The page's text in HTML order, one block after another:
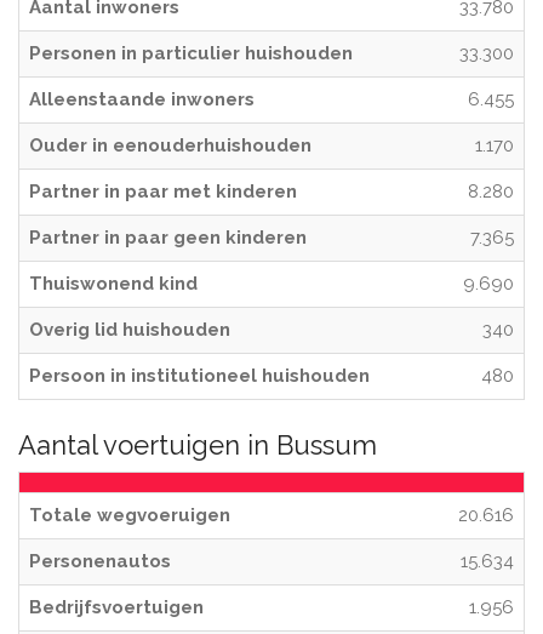
Aantal inwoners 33.780
Personen in particulier huishouden 33.300
Alleenstaande inwoners 6.455
Ouder in eenouderhuishouden 1.170
Partner in paar met kinderen 8.280
Partner in paar geen kinderen 7.365
Thuiswonend kind 9.690
Overig lid huishouden 340
Persoon in institutioneel huishouden 480
Aantal voertuigen in Bussum
Totale wegvoeruigen 20.616
Personenautos 15.634
Bedrijfsvoertuigen 1.956